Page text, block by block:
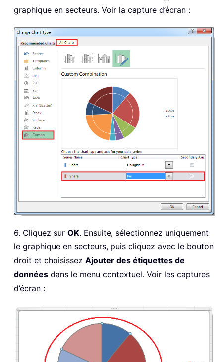
graphique en secteurs. Voir la capture d’écran :
6. Cliquez sur OK. Ensuite, sélectionnez uniquement
le graphique en secteurs, puis cliquez avec le bouton
droit et choisissez Ajouter des étiquettes de
données dans le menu contextuel. Voir les captures
d’écran :